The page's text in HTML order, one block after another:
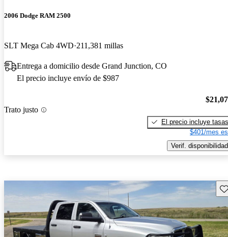
2006 Dodge RAM 2500
SLT Mega Cab 4WD 211,381 millas
Entrega a domicilio desde Grand Junction, CO
El precio incluye envío de $987
Trato justo
El precio incluye tasas
$401/mes
Verif. disponibilidad